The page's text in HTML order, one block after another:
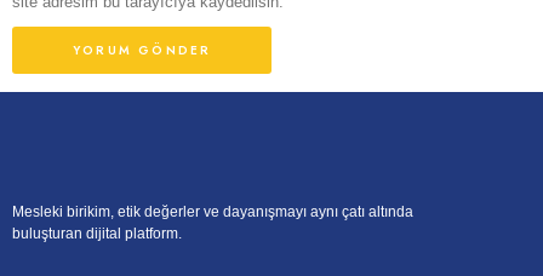
Mesleki birikim, etik değerler ve dayanışmayı aynı çatı altında
buluşturan dijital platform.